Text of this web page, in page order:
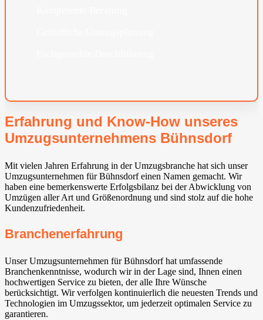
Erfahrung und Know-How unseres
Umzugsunternehmens Bühnsdorf
Mit vielen Jahren Erfahrung in der Umzugsbranche hat sich unser
Umzugsunternehmen für Bühnsdorf einen Namen gemacht. Wir
haben eine bemerkenswerte Erfolgsbilanz bei der Abwicklung von
Umzügen aller Art und Größenordnung und sind stolz auf die hohe
Kundenzufriedenheit.
Branchenerfahrung
Unser Umzugsunternehmen für Bühnsdorf hat umfassende
Branchenkenntnisse, wodurch wir in der Lage sind, Ihnen einen
hochwertigen Service zu bieten, der alle Ihre Wünsche
berücksichtigt. Wir verfolgen kontinuierlich die neuesten Trends und
Technologien im Umzugssektor, um jederzeit optimalen Service zu
garantieren.